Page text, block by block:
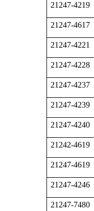
21247-4219
21247-4617
21247-4221
21247-4228
21247-4237
21247-4239
21247-4240
21242-4619
21247-4619
21247-4246
21247-7480